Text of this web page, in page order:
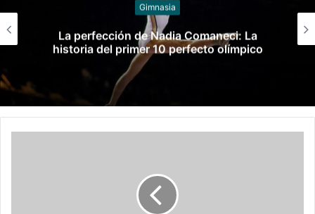
Federico Molinari fue condenado por
grooming contra una alumna de su
gimnasio: recibió un año y 8 meses de
prisión en suspenso